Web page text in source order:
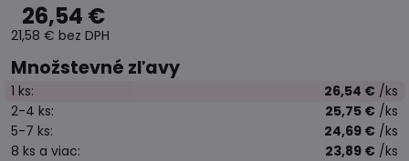
26,54 €
21,58 € bez DPH
Množstevné zľavy
1 ks: 26,54 € /ks
2-4 ks: 25,75 € /ks
5-7 ks: 24,69 € /ks
8 ks a viac: 23,89 € /ks